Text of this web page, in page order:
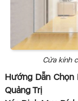
Cửa kính
Hướng Dẫn
Quảng Trị